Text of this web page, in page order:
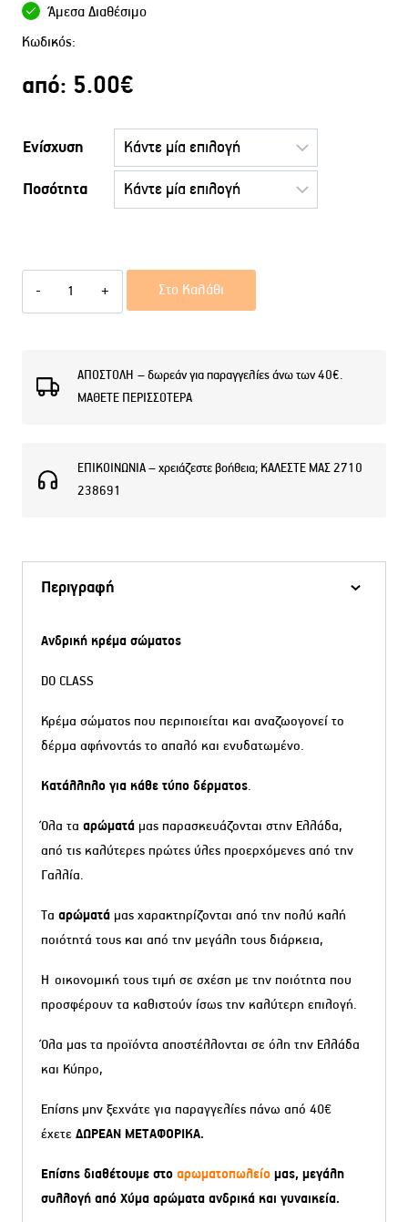
Άμεσα Διαθέσιμο
Κωδικός:
από: 5.00€
Ενίσχυση
Ποσότητα
Σώματος
ποσότητα
Στο Καλάθι
ΑΠΟΣΤΟΛΗ – δωρεάν για παραγγελίες άνω των 40€.
ΜΑΘΕΤΕ ΠΕΡΙΣΣΟΤΕΡΑ
ΕΠΙΚΟΙΝΩΝΙΑ – χρειάζεστε βοήθεια; ΚΑΛΕΣΤΕ ΜΑΣ 2710
238691
Περιγραφή
Ανδρική κρέμα σώματος
DO CLASS
Κρέμα σώματος που περιποιείται και αναζωογονεί το
δέρμα αφήνοντάς το απαλό και ενυδατωμένο.
Κατάλληλο για κάθε τύπο δέρματος.
Όλα τα αρώματά μας παρασκευάζονται στην Ελλάδα,
από τις καλύτερες πρώτες ύλες προερχόμενες από την
Γαλλία.
Τα αρώματά μας χαρακτηρίζονται από την πολύ καλή
ποιότητά τους και από την μεγάλη τους διάρκεια,
Η οικονομική τους τιμή σε σχέση με την ποιότητα που
προσφέρουν τα καθιστούν ίσως την καλύτερη επιλογή.
Όλα μας τα προϊόντα αποστέλλονται σε όλη την Ελλάδα
και Κύπρο,
Επίσης μην ξεχνάτε για παραγγελίες πάνω από 40€
έχετε ΔΩΡΕΑΝ ΜΕΤΑΦΟΡΙΚΑ.
Επίσης διαθέτουμε στο αρωματοπωλείο μας, μεγάλη
συλλογή από Χύμα αρώματα ανδρικά και γυναικεία.